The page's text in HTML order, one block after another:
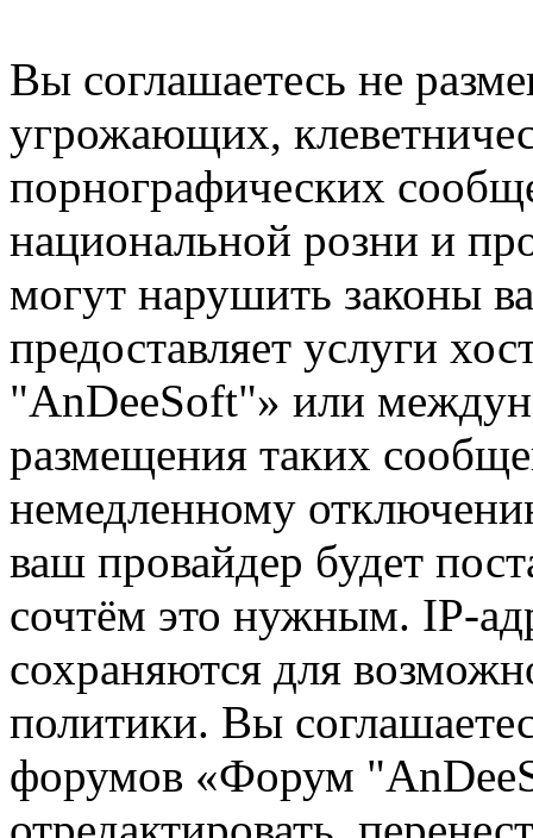
Вы соглашаетесь не
угрожающих,
порнографических
национальной розни и
могут нарушить законы
предоставляет услуги
"AnDeeSoft"» или
размещения таких
немедленному
ваш провайдер будет
сочтём это нужным. IP-
сохраняются для
политики. Вы
форумов «Форум